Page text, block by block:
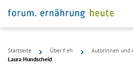
Startseite Über f.eh
Autorinnen und
Laura Hundscheid